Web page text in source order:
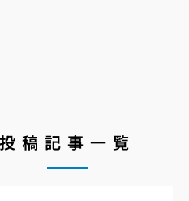
投稿記事一覧